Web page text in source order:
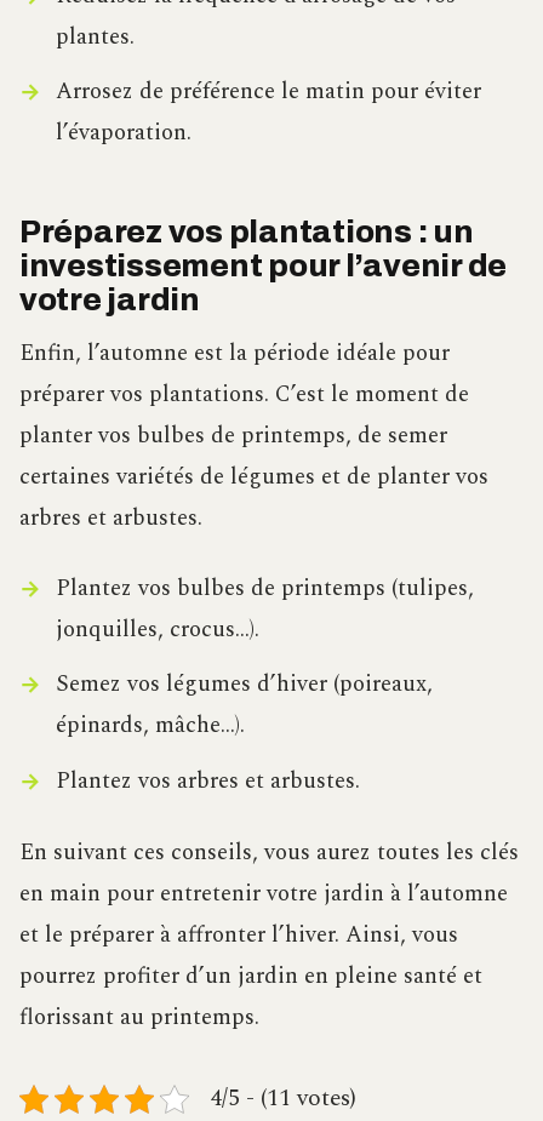
plantes.
Arrosez de préférence le matin pour éviter
l’évaporation.
Préparez vos plantations : un
investissement pour l’avenir de
votre jardin
Enfin, l’automne est la période idéale pour
préparer vos plantations. C’est le moment de
planter vos bulbes de printemps, de semer
certaines variétés de légumes et de planter vos
arbres et arbustes.
Plantez vos bulbes de printemps (tulipes,
jonquilles, crocus…).
Semez vos légumes d’hiver (poireaux,
épinards, mâche…).
Plantez vos arbres et arbustes.
En suivant ces conseils, vous aurez toutes les clés
en main pour entretenir votre jardin à l’automne
et le préparer à affronter l’hiver. Ainsi, vous
pourrez profiter d’un jardin en pleine santé et
florissant au printemps.
4/5 - (11 votes)